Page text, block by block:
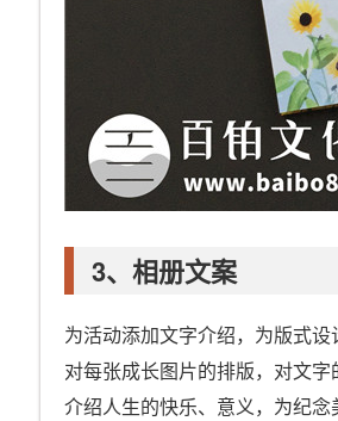
3、相册文案
为活动添加文字介绍，为版式
对每张成长图片的排版，对文
介绍人生的快乐、意义，为纪念